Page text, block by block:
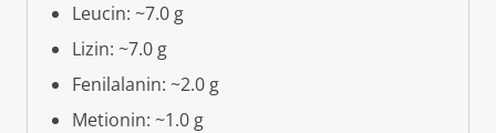
Leucin: ~7.0 g
Lizin: ~7.0 g
Fenilalanin: ~2.0 g
Metionin: ~1.0 g